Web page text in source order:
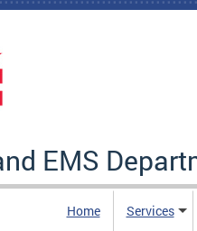
EMS
Home Services